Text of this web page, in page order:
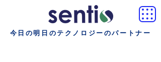
今日の明日のテクノロジーのパートナー